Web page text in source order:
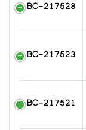
BC-217528
BC-217523
BC-217521